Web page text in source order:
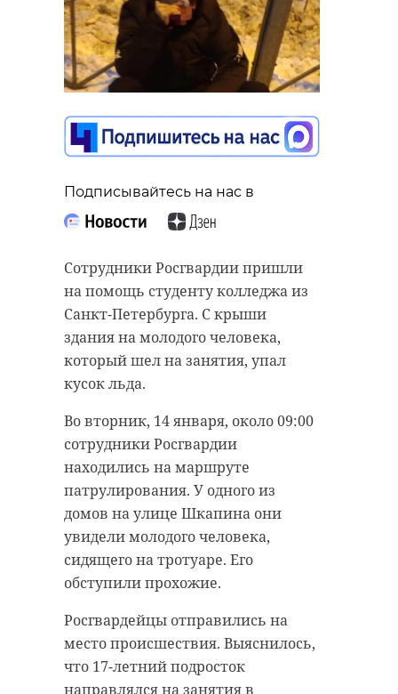
Подписывайтесь на нас в
Сотрудники Росгвардии пришли
на помощь студенту колледжа из
Санкт-Петербурга. С крыши
здания на молодого человека,
который шел на занятия, упал
кусок льда.
Во вторник, 14 января, около 09:00
сотрудники Росгвардии
находились на маршруте
патрулирования. У одного из
домов на улице Шкапина они
увидели молодого человека,
сидящего на тротуаре. Его
обступили прохожие.
Росгвардейцы отправились на
место происшествия. Выяснилось,
что 17-летний подросток
направлялся на занятия в